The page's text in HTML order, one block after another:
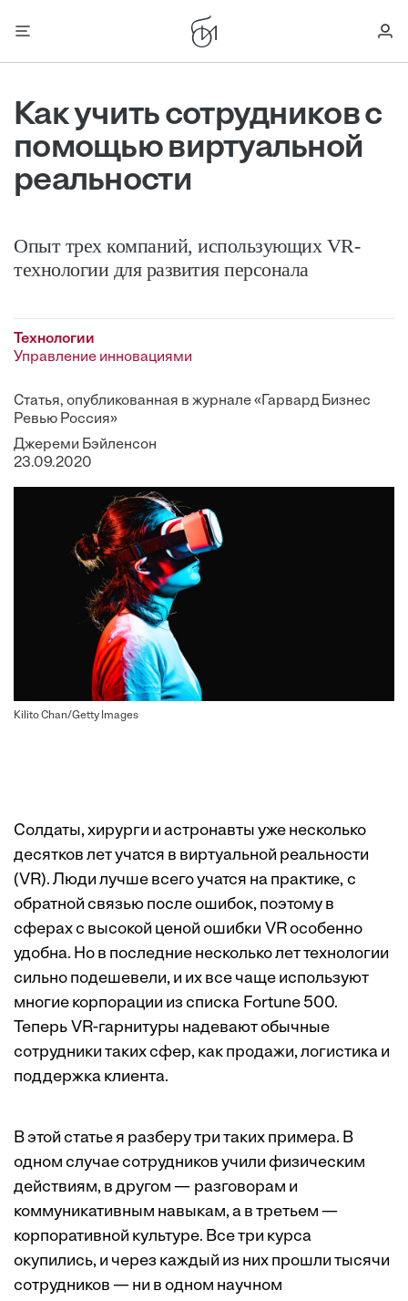
Как учить сотрудников с
помощью виртуальной
реальности
Опыт трех компаний, использующих VR-
технологии для развития персонала
Технологии
Управление инновациями
Статья, опубликованная в журнале «Гарвард Бизнес
Ревью Россия»
Джереми Бэйленсон
23.09.2020
Kilito Chan/Getty Images
Солдаты, хирурги и астронавты уже несколько
десятков лет учатся в виртуальной реальности
(VR). Люди лучше всего учатся на практике, c
обратной связью после ошибок, поэтому в
сферах с высокой ценой ошибки VR особенно
удобна. Но в последние несколько лет технологии
сильно подешевели, и их все чаще используют
многие корпорации из списка Fortune 500.
Теперь VR-гарнитуры надевают обычные
сотрудники таких сфер, как продажи, логистика и
поддержка клиента.
В этой статье я разберу три таких примера. В
одном случае сотрудников учили физическим
действиям, в другом — разговорам и
коммуникативным навыкам, а в третьем —
корпоративной культуре. Все три курса
окупились, и через каждый из них прошли тысячи
сотрудников — ни в одном научном